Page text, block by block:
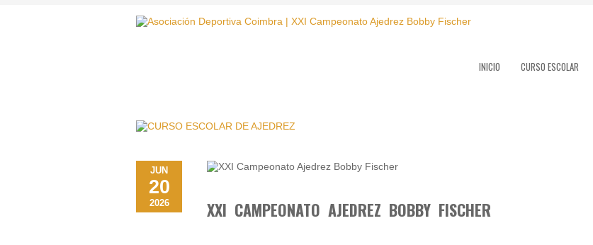
INICIO CURSO ESCOLAR
JUN
20
2026 XXI CAMPEONATO AJEDREZ BOBBY FISCHER